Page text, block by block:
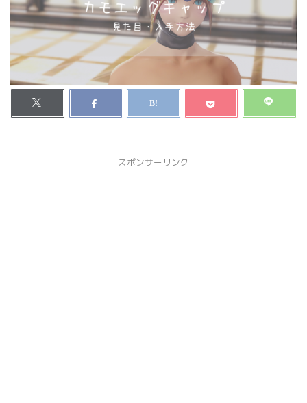
スポンサーリンク